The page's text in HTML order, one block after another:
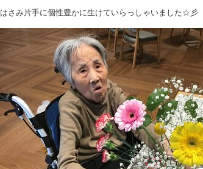
はさみ片手に個性豊かに生けていらっしゃいました☆彡